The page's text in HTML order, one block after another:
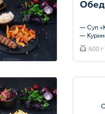
— Суп
—
—
600 г